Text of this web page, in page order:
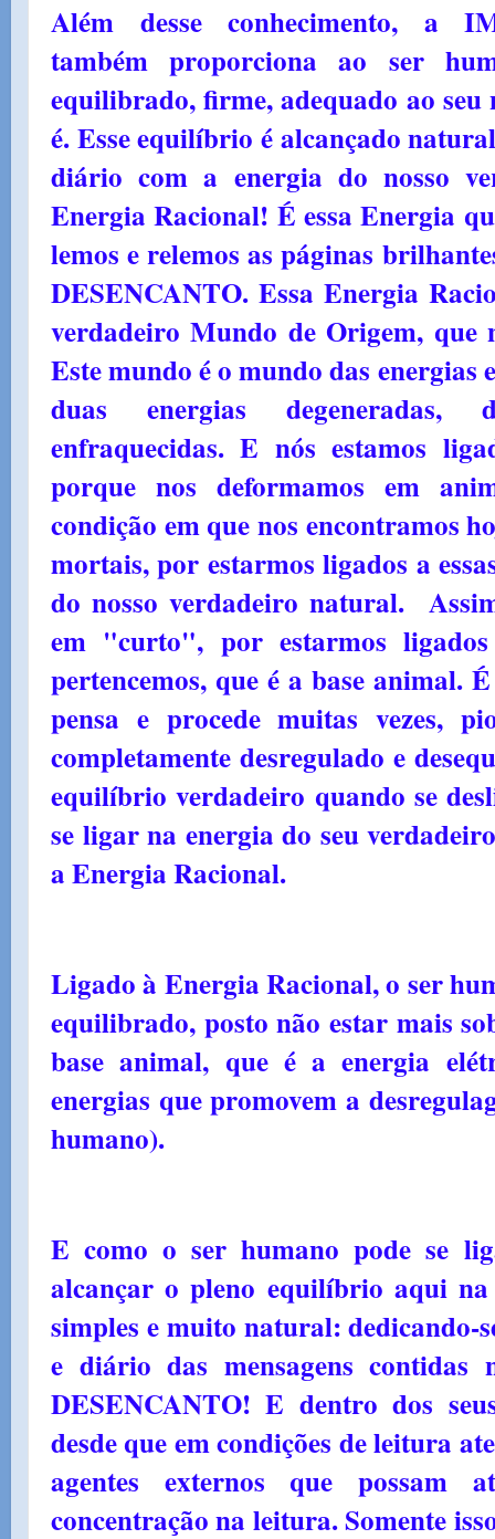
Além desse conhecimento, a
também proporciona ao ser
equilibrado, firme, adequado ao
é. Esse equilíbrio é alcançado
diário com a energia do nosso
Energia Racional! É essa Energia
lemos e relemos as páginas
DESENCANTO. Essa Energia
verdadeiro Mundo de Origem, que
Este mundo é o mundo das energias
duas energias degeneradas,
enfraquecidas. E nós estamos
porque nos deformamos em
condição em que nos encontramos
mortais, por estarmos ligados a
do nosso verdadeiro natural.
em "curto", por estarmos
pertencemos, que é a base animal.
pensa e procede muitas vezes,
completamente desregulado e
equilíbrio verdadeiro quando se
se ligar na energia do seu
a Energia Racional.
Ligado à Energia Racional, o ser
equilibrado, posto não estar mais
base animal, que é a energia
energias que promovem a
humano).
E como o ser humano pode se
alcançar o pleno equilíbrio aqui
simples e muito natural: dedicando-
e diário das mensagens
DESENCANTO! E dentro dos
desde que em condições de leitura
agentes externos que possam
concentração na leitura. Somente